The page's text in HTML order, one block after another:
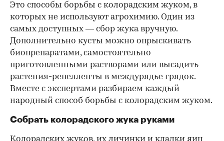
Это способы борьбы с колорадским жуком, в
которых не используют агрохимию. Один из
самых доступных — сбор жука вручную.
Дополнительно кусты можно опрыскивать
биопрепаратами, самостоятельно
приготовленными растворами или высадить
растения-репелленты в междурядье грядок.
Вместе с экспертами разбираем каждый
народный способ борьбы с колорадским жуком.
Собрать колорадского жука руками
Колорадских жуков, их личинки и кладки яиц